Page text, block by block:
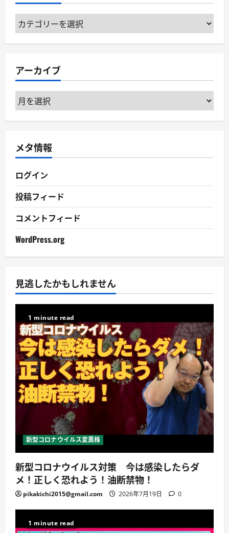
カ
テ
ー
アーカイブ
ア
ー
ブ
メタ情報
ログイン
投稿フィード
コメントフィード
WordPress.org
見逃したかもしれません
1 minute read
新型コロナウイルス変異株
新型コロナウイルス対策 今は感染したらダ
メ！正しく恐れよう！油断禁物！
pikakichi2015@gmail.com 2026年7月19日 0
1 minute read